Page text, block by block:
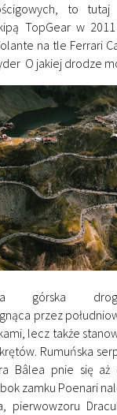
to tutaj
TopGear w
na tle Ferrari
O jakiej drodze
górska
przez
lecz także
Rumuńska
Bâlea pnie się aż
zamku Poenari
pierwowzoru